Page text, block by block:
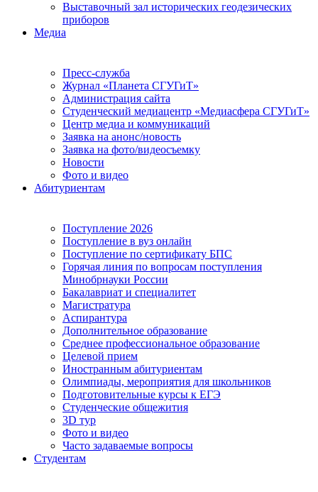
Выставочный зал исторических геодезических
приборов
Медиа
Пресс-служба
Журнал «Планета СГУГиТ»
Администрация сайта
Студенческий медиацентр «Медиасфера СГУГиТ»
Центр медиа и коммуникаций
Заявка на анонс/новость
Заявка на фото/видеосъемку
Новости
Фото и видео
Абитуриентам
Поступление 2026
Поступление в вуз онлайн
Поступление по сертификату БПС
Горячая линия по вопросам поступления
Минобрнауки России
Бакалавриат и специалитет
Магистратура
Аспирантура
Дополнительное образование
Среднее профессиональное образование
Целевой прием
Иностранным абитуриентам
Олимпиады, мероприятия для школьников
Подготовительные курсы к ЕГЭ
Студенческие общежития
3D тур
Фото и видео
Часто задаваемые вопросы
Студентам